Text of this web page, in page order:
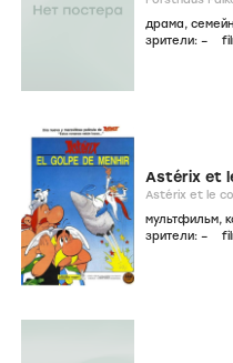
драма,
зрители: –
Astérix et
мультфильм,
зрители: –